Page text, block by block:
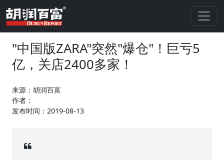
"中国版ZARA"突然"爆仓"！巨亏5
亿，关店2400多家！
来源：胡润百富
作者：
发布时间：2019-08-13